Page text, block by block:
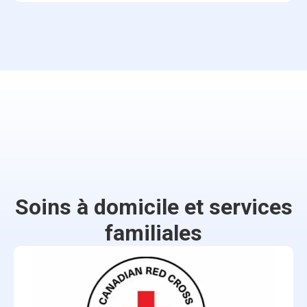
Soins à domicile et services
familiales